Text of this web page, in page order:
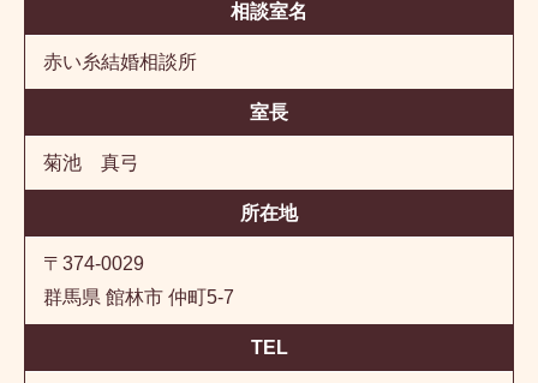
相談室名
赤い糸結婚相談所
室長
菊池 真弓
所在地
〒374-0029
群馬県 館林市 仲町5-7
TEL